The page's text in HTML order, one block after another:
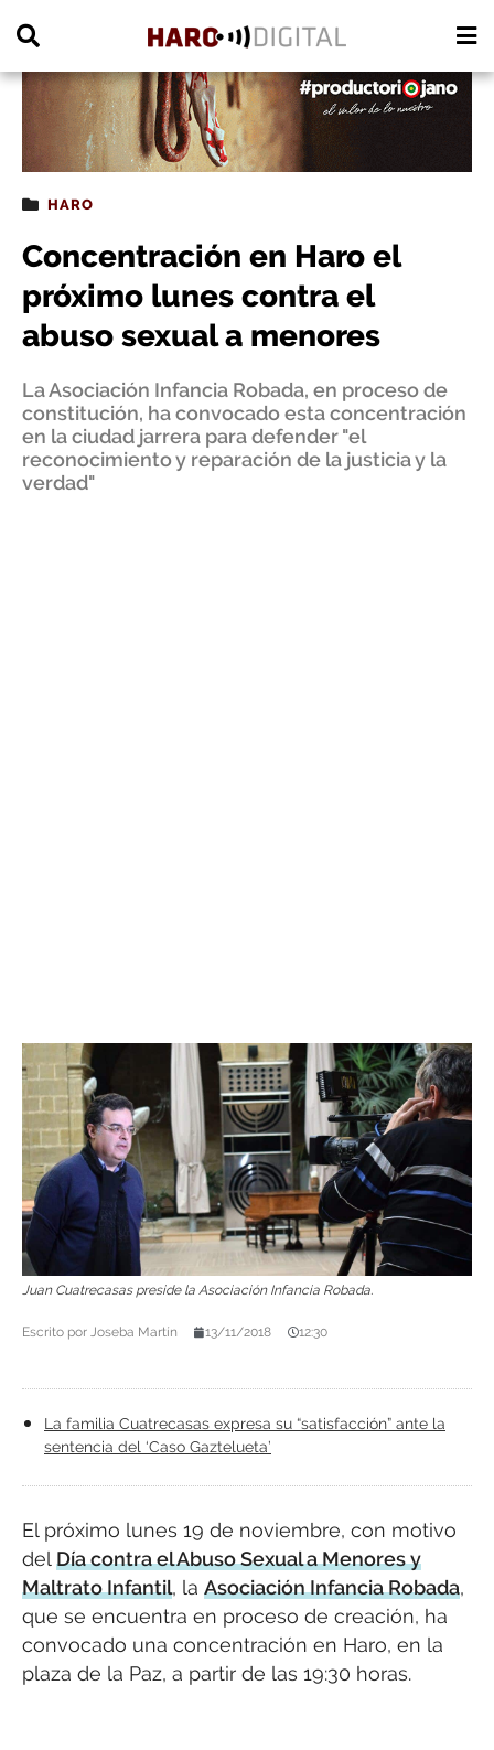
HARO
Concentración en Haro el
próximo lunes contra el
abuso sexual a menores
La Asociación Infancia Robada, en proceso de
constitución, ha convocado esta concentración
en la ciudad jarrera para defender "el
reconocimiento y reparación de la justicia y la
verdad"
Juan Cuatrecasas preside la Asociación Infancia Robada.
Escrito por Joseba Martín 13/11/2018 12:30
La familia Cuatrecasas expresa su “satisfacción” ante la
sentencia del ‘Caso Gaztelueta’
El próximo lunes 19 de noviembre, con motivo
del Día contra el Abuso Sexual a Menores y
Maltrato Infantil, la Asociación Infancia Robada,
que se encuentra en proceso de creación, ha
convocado una concentración en Haro, en la
plaza de la Paz, a partir de las 19:30 horas.